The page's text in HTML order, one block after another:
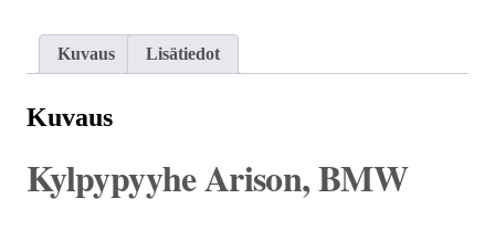
Kuvaus Lisätiedot
Kuvaus
Kylpypyyhe Arison, BMW